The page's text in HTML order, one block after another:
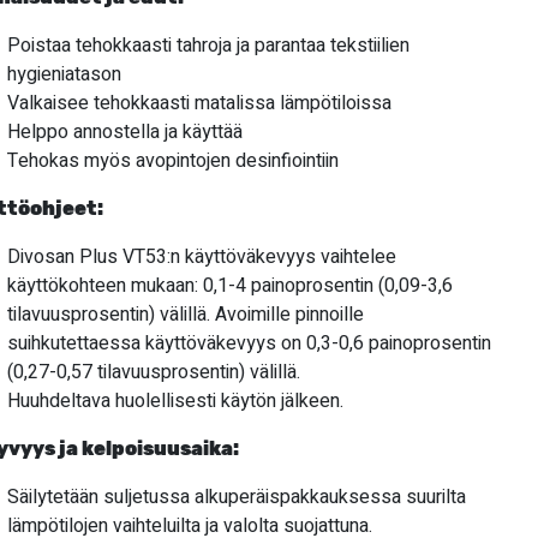
Poistaa tehokkaasti tahroja ja parantaa tekstiilien
hygieniatason
Valkaisee tehokkaasti matalissa lämpötiloissa
Helppo annostella ja käyttää
Tehokas myös avopintojen desinfiointiin
Divosan Plus VT53:n käyttöväkevyys vaihtelee
käyttökohteen mukaan: 0,1-4 painoprosentin (0,09-3,6
tilavuusprosentin) välillä. Avoimille pinnoille
suihkutettaessa käyttöväkevyys on 0,3-0,6 painoprosentin
(0,27-0,57 tilavuusprosentin) välillä.
Huuhdeltava huolellisesti käytön jälkeen.
ja kelpoisuusaika:
Säilytetään suljetussa alkuperäispakkauksessa suurilta
lämpötilojen vaihteluilta ja valolta suojattuna.